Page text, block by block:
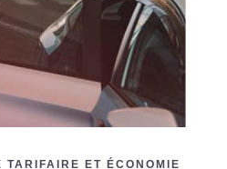
TARIFAIRE ET ÉCONOMIE